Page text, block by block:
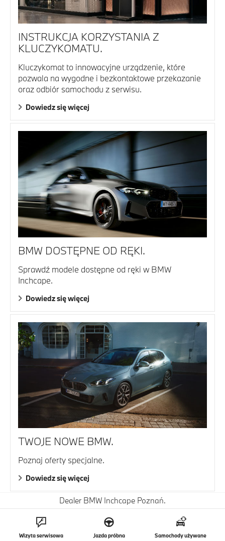
INSTRUKCJA KORZYSTANIA Z
KLUCZYKOMATU.
Kluczykomat to innowacyjne urządzenie, które
pozwala na wygodne i bezkontaktowe przekazanie
oraz odbiór samochodu z serwisu.
Dowiedz się więcej
BMW DOSTĘPNE OD RĘKI.
Sprawdź modele dostępne od ręki w BMW
Inchcape.
Dowiedz się więcej
TWOJE NOWE BMW.
Poznaj oferty specjalne.
Dowiedz się więcej
Dealer BMW Inchcape Poznań.
Wizyta serwisowa Jazda próbna Samochody używane